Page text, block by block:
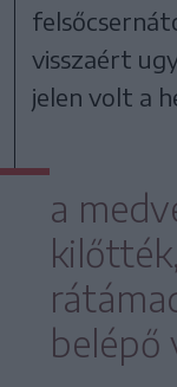
visszaért
jelen volt a
a
belépő